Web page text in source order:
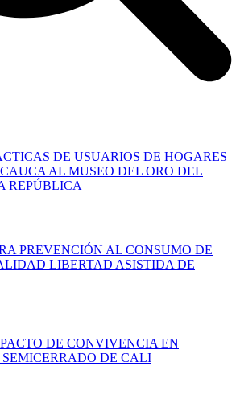
DE USUARIOS DE HOGARES
AL MUSEO DEL ORO DEL
REPÚBLICA
PREVENCIÓN AL CONSUMO DE
LIBERTAD ASISTIDA DE
DE CONVIVENCIA EN
DE CALI